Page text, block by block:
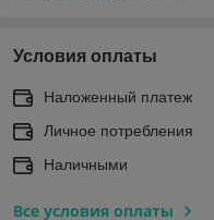
Условия оплаты
Наложенный платеж
Личное потребления
Наличными
Все условия оплаты